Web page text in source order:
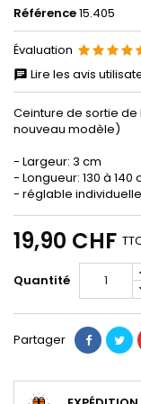
Référence15.405
Évaluation
Lire les avis
Ceinture de sortie
nouveau modèle)
- Largeur: 3 cm
- Longueur: 130 à 140
- réglable
19,90 CHF
Quantité
Partager